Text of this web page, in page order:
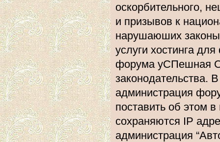
оскорбительного,
и призывов к
нарушаюших законы
услуги хостинга
форума уСПешная
законодательства.
администрация
поставить об этом
сохраняются IP
администрация